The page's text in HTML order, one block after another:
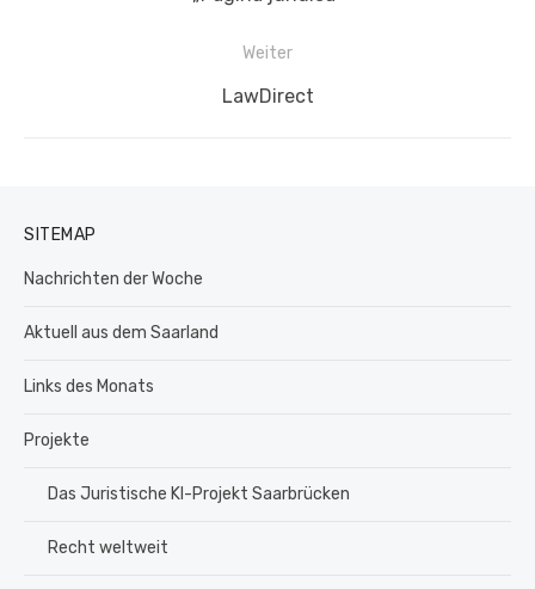
Weiter
Nächster
LawDirect
SITEMAP
Nachrichten der Woche
Aktuell aus dem Saarland
Links des Monats
Projekte
Das Juristische KI-Projekt Saarbrücken
Recht weltweit